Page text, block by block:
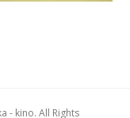
- kino. All Rights